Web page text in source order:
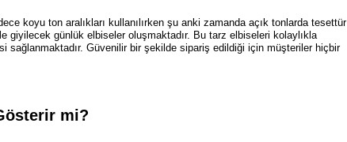
koyu ton aralıkları kullanılırken şu anki zamanda açık tonlarda tesettür
giyilecek günlük elbiseler oluşmaktadır. Bu tarz elbiseleri kolaylıkla
Güvenilir bir şekilde sipariş edildiği için müşteriler hiçbir
mi?